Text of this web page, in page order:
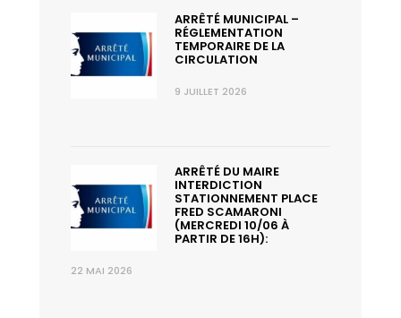
ARRÊTÉ MUNICIPAL –
RÉGLEMENTATION
TEMPORAIRE DE LA
CIRCULATION
9 JUILLET 2026
ARRÊTÉ DU MAIRE
INTERDICTION
STATIONNEMENT PLACE
FRED SCAMARONI
(MERCREDI 10/06 À
PARTIR DE 16H):
22 MAI 2026